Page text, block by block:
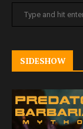
SIDESHOW